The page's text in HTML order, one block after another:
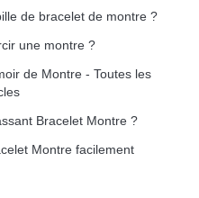
de bracelet de montre ?
une montre ?
de Montre - Toutes les
Bracelet Montre ?
Montre facilement